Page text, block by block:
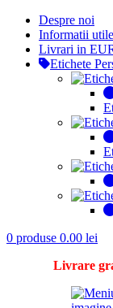
Despre noi
Informatii utile
Livrari in
Etichete
0 produse 0.00 lei
Livrare